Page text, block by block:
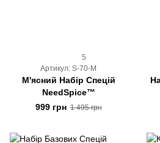
5
Артикул: S-70-M
М'ясний Набір Спецій
NeedSpice™
999 грн 1 495 грн